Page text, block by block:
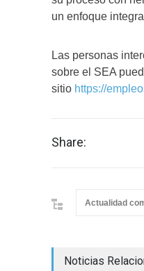
un enfoque
Las personas
sobre el SEA
sitio https://
Share:
Actualidad
Noticias